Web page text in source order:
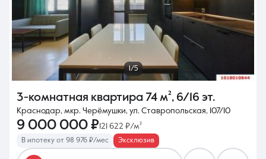
1/5
3-комнатная квартира 74 м², 6/16 эт.
Краснодар, мкр. Черёмушки, ул. Ставропольская, 107/10
9 000 000 ₽ 121 622 ₽/м²
В ипотеку от 98 976 ₽/мес Эксклюзив